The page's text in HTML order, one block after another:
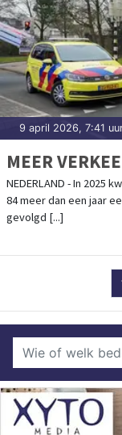
9 april 2026, 7:41
MEER
NEDERLAND - In 2025
84 meer dan een jaar
gevolgd [...]